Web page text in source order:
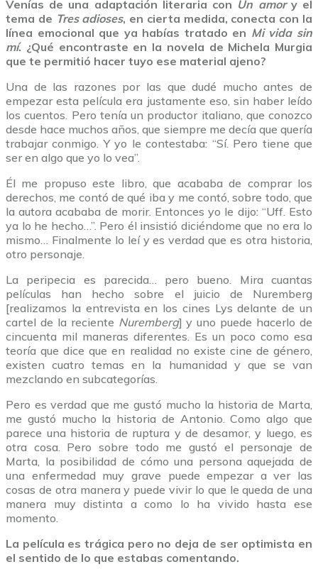
Venías de una adaptación literaria con Un amory el
tema de Tres adioses, en cierta medida, conecta con la
línea emocional que ya habías tratado en Mi vida sin
mí. ¿Qué encontraste en la novela de Michela Murgia
que te permitió hacer tuyo ese material ajeno?
Una de las razones por las que dudé mucho antes de
empezar esta película era justamente eso, sin haber leído
los cuentos. Pero tenía un productor italiano, que conozco
desde hace muchos años, que siempre me decía que quería
trabajar conmigo. Y yo le contestaba: “Sí. Pero tiene que
ser en algo que yo lo vea”.
Él me propuso este libro, que acababa de comprar los
derechos, me contó de qué iba y me contó, sobre todo, que
la autora acababa de morir. Entonces yo le dijo: “Uff. Esto
ya lo he hecho…”. Pero él insistió diciéndome que no era lo
mismo… Finalmente lo leí y es verdad que es otra historia,
otro personaje.
La peripecia es parecida… pero bueno. Mira cuantas
películas han hecho sobre el juicio de Nuremberg
[realizamos la entrevista en los cines Lys delante de un
cartel de la reciente Nuremberg] y uno puede hacerlo de
cincuenta mil maneras diferentes. Es un poco como esa
teoría que dice que en realidad no existe cine de género,
existen cuatro temas en la humanidad y que se van
mezclando en subcategorías.
Pero es verdad que me gustó mucho la historia de Marta,
me gustó mucho la historia de Antonio. Como algo que
parece una historia de ruptura y de desamor, y luego, es
otra cosa. Pero sobre todo me gustó el personaje de
Marta, la posibilidad de cómo una persona aquejada de
una enfermedad muy grave puede empezar a ver las
cosas de otra manera y puede vivir lo que le queda de una
manera muy distinta a como lo ha vivido hasta ese
momento.
La película es trágica pero no deja de ser optimista en
el sentido de lo que estabas comentando.